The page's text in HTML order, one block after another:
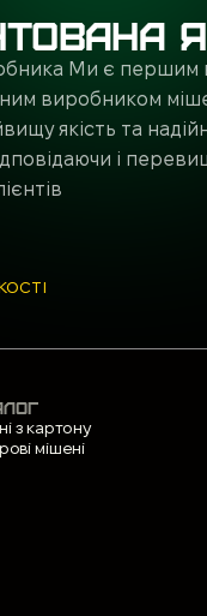
Ми є першим
виробником
якість та
і
з картону
мішені